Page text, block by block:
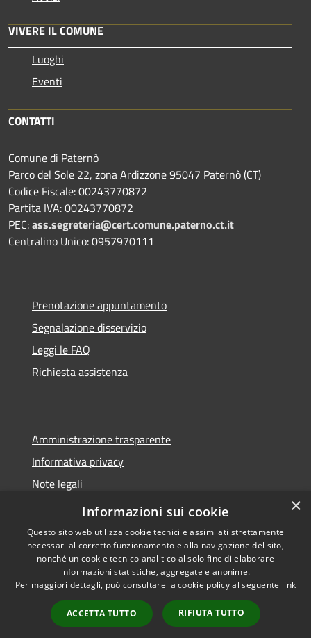
VIVERE IL COMUNE
Luoghi
Eventi
CONTATTI
Comune di Paternò
Parco del Sole 22, zona Ardizzone 95047 Paternò (CT)
Codice Fiscale: 00243770872
Partita IVA: 00243770872
PEC:ass.segreteria@cert.comune.paterno.ct.it
Centralino Unico: 0957970111
Prenotazione appuntamento
Segnalazione disservizio
Leggi le FAQ
Richiesta assistenza
Amministrazione trasparente
Informativa privacy
Note legali
Dichiarazione di accessibilità
Accessibilità
Copyright © 2026 • Comune di
Paternò • Powered by
Municipium•
Accesso
redazione
×
Informazioni sui cookie
Questo sito web utilizza cookie tecnici e assimilati strettamente
necessari al corretto funzionamento e alla navigazione del sito,
nonché un cookie tecnico analitico al solo fine di elaborare
informazioni statistiche, aggregate e anonime.
Per maggiori dettagli, può consultare la cookie policy al seguente link
ACCETTA TUTTO RIFIUTA TUTTO